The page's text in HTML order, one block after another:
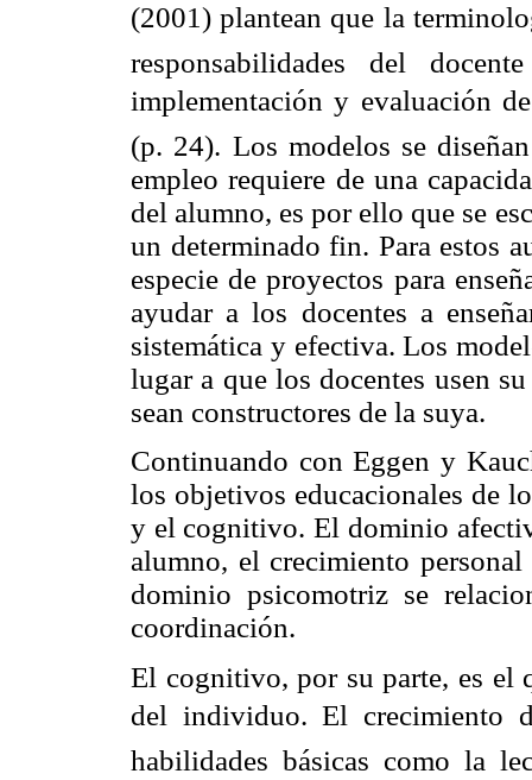
(2001) plantean que la
responsabilidades del
implementación y evaluación
(p. 24). Los modelos se
empleo requiere de una
del alumno, es por ello que se
un determinado fin. Para estos
especie de proyectos para
ayudar a los docentes a
sistemática y efectiva. Los
lugar a que los docentes usen
sean constructores de la suya.
Continuando con Eggen y
los objetivos educacionales de
y el cognitivo. El dominio
alumno, el crecimiento
dominio psicomotriz se
coordinación.
El cognitivo, por su parte, es el
del individuo. El crecimiento
habilidades básicas como la